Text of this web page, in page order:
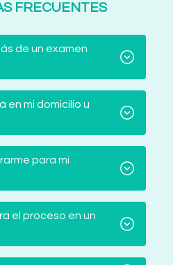
FRECUENTES
de un examen
en mi domicilio u
para mi
el proceso en un